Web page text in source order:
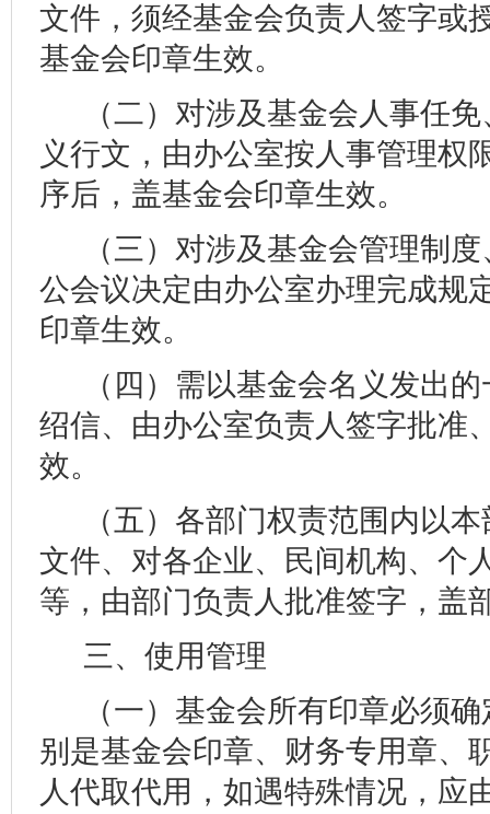
文件，须经基金会负责人签字或
基金会印章生效。
（二）对涉及基金会人事任
义行文，由办公室按人事管理权
序后，盖基金会印章生效。
（三）对涉及基金会管理制
公会议决定由办公室办理完成规
印章生效。
（四）需以基金会名义发出
绍信、由办公室负责人签字批准
效。
（五）各部门权责范围内以
文件、对各企业、民间机构、个
等，由部门负责人批准签字，盖
三、使用管理
（一）基金会所有印章必须
别是基金会印章、财务专用章、
人代取代用，如遇特殊情况，应